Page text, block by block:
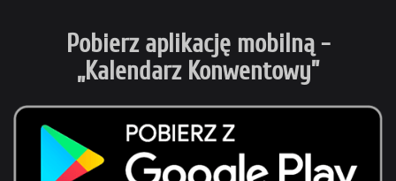
Pobierz aplikację mobilną -
„Kalendarz Konwentowy”